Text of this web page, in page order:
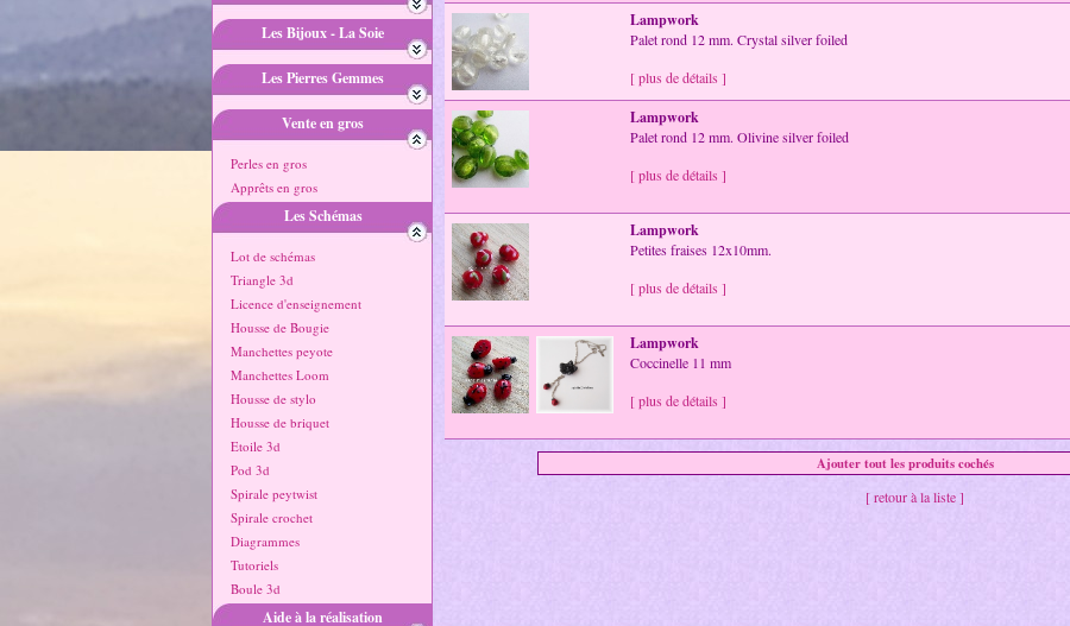
Les Bijoux - La Soie
Les Pierres Gemmes
Vente en gros
Perles en gros
Apprêts en gros
Les Schémas
Lot de schémas
Triangle 3d
Licence d'enseignement
Housse de Bougie
Manchettes peyote
Manchettes Loom
Housse de stylo
Housse de briquet
Etoile 3d
Pod 3d
Spirale peytwist
Spirale crochet
Diagrammes
Tutoriels
Boule 3d
Aide à la réalisation
Lampwork
Palet rond 12 mm. Crystal silver foiled
[ plus de détails ]
Lampwork
Palet rond 12 mm. Olivine silver foiled
[ plus de détails ]
Lampwork
Petites fraises 12x10mm.
[ plus de détails ]
Lampwork
Coccinelle 11 mm
[ plus de détails ]
[ retour à la liste ]